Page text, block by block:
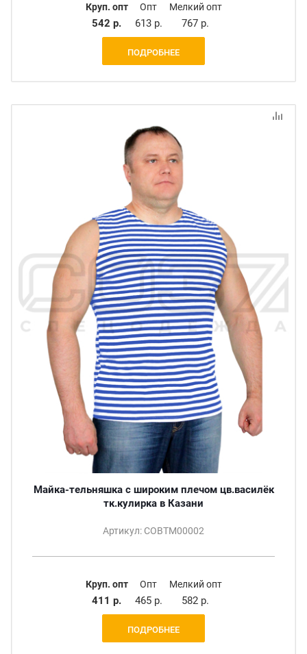
Круп. опт
542 р.
Опт
613 р.
Мелкий опт
767 р.
ПОДРОБНЕЕ
Майка-тельняшка с широким плечом цв.василёк
тк.кулирка в Казани
Артикул: СОВТМ00002
Круп. опт
411 р.
Опт
465 р.
Мелкий опт
582 р.
ПОДРОБНЕЕ